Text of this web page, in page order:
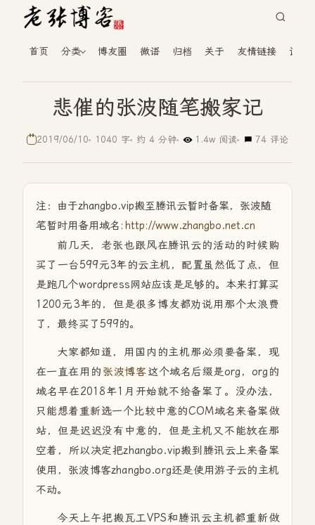
首页 分类 博友圈 微语 归档 关于 友情链接 读者
悲催的张波随笔搬家记
2019/06/10 1040 字 约 4 分钟 1.4w 阅读 74 评论
注：由于zhangbo.vip搬至腾讯云暂时备案，张波随
笔暂时用备用域名: http://www.zhangbo.net.cn
前几天，老张也跟风在腾讯云的活动的时候购
买了一台599元3年的云主机，配置虽然低了点，但
是跑几个wordpress网站应该是足够的。本来打算买
1200元3年的，但是很多博友都劝说用那个太浪费
了，最终买了599的。
大家都知道，用国内的主机那必须要备案，现
在一直在用的 张波博客这个域名后缀是org，org的
域名早在2018年1月开始就不给备案了。没办法，
只能想着重新选一个比较中意的COM域名来备案做
站，但是迟迟没有中意的，但是主机又不能放在那
空着，所以决定把zhangbo.vip搬到腾讯云上来备案
使用，张波博客zhangbo.org还是使用游子云的主机
不动。
今天上午把搬瓦工VPS和腾讯云主机都重新做